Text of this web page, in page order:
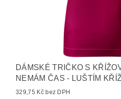
DÁMSKÉ TRIČKO S
NEMÁM ČAS - LUŠTÍM
329,75 Kč bez DPH